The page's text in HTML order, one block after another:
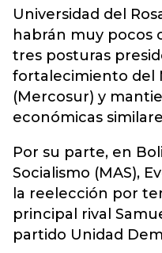
Universidad del
habrán muy pocos
tres posturas
fortalecimiento del
(Mercosur) y
económicas
Por su parte, en
Socialismo (MAS),
la reelección por
principal rival
partido Unidad